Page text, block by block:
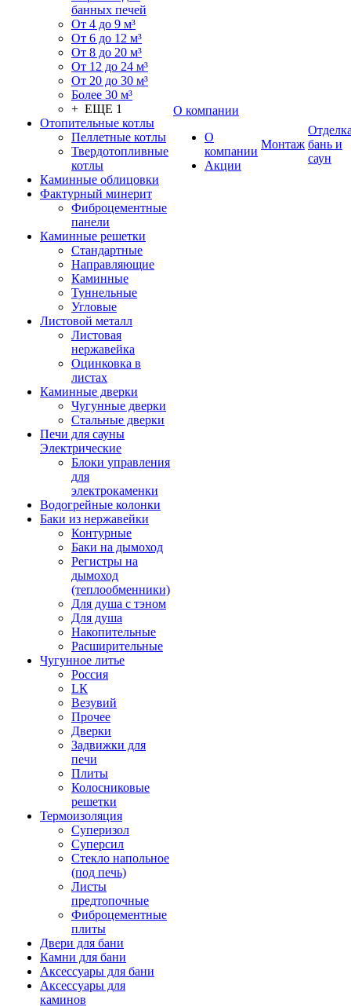
банных печей
От 4 до 9 м³
От 6 до 12 м³
От 8 до 20 м³
От 12 до 24 м³
От 20 до 30 м³
Более 30 м³
+ ЕЩЕ 1
Отопительные котлы
Пеллетные котлы
Твердотопливные
котлы
Каминные облицовки
Фактурный минерит
Фиброцементные
панели
Каминные решетки
Стандартные
Направляющие
Каминные
Туннельные
Угловые
Листовой металл
Листовая
нержавейка
Оцинковка в
листах
Каминные дверки
Чугунные дверки
Стальные дверки
Печи для сауны
Электрические
Блоки управления
для
электрокаменки
Водогрейные колонки
Баки из нержавейки
Контурные
Баки на дымоход
Регистры на
дымоход
(теплообменники)
Для душа с тэном
Для душа
Накопительные
Расширительные
Чугунное литье
Россия
LК
Везувий
Прочее
Дверки
Задвижки для
печи
Плиты
Колосниковые
решетки
Термоизоляция
Суперизол
Суперсил
Стекло напольное
(под печь)
Листы
предтопочные
Фиброцементные
плиты
Двери для бани
Камни для бани
Аксессуары для бани
Аксессуары для
каминов
О компании
О
компании
Акции
Монтаж бань и
саун